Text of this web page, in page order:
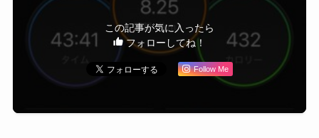
この記事が気に入ったら
フォローしてね！
Follow Me